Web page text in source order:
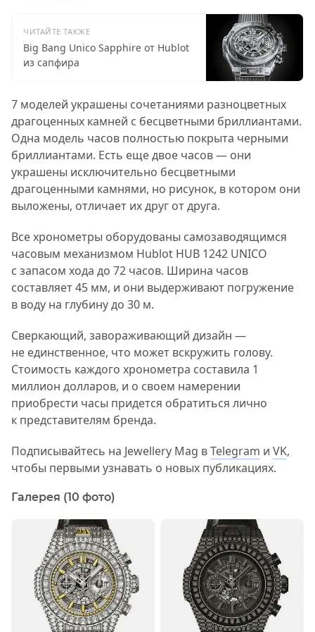
ЧИТАЙТЕ ТАКЖЕ
Big Bang Unico Sapphire от Hublot
из сапфира
7 моделей украшены сочетаниями разноцветных
драгоценных камней с бесцветными бриллиантами.
Одна модель часов полностью покрыта черными
бриллиантами. Есть еще двое часов — они
украшены исключительно бесцветными
драгоценными камнями, но рисунок, в котором они
выложены, отличает их друг от друга.
Все хронометры оборудованы самозаводящимся
часовым механизмом Hublot HUB 1242 UNICO
с запасом хода до 72 часов. Ширина часов
составляет 45 мм, и они выдерживают погружение
в воду на глубину до 30 м.
Сверкающий, завораживающий дизайн —
не единственное, что может вскружить голову.
Стоимость каждого хронометра составила 1
миллион долларов, и о своем намерении
приобрести часы придется обратиться лично
к представителям бренда.
Подписывайтесь на Jewellery Mag вTelegram и VK,
чтобы первыми узнавать о новых публикациях.
Галерея (10 фото)